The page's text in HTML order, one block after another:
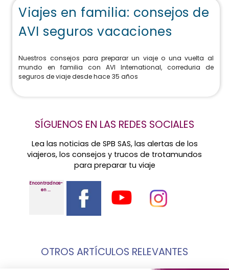
Viajes en familia: consejos de
AVI seguros vacaciones
Nuestros consejos para preparar un viaje o una vuelta al
mundo en familia con AVI International, correduria de
seguros de viaje desde hace 35 años
SÍGUENOS EN LAS REDES SOCIALES
Lea las noticias de SPB SAS, las alertas de los
viajeros, los consejos y trucos de trotamundos
para preparar tu viaje
Encontradnos-
en ...
OTROS ARTÍCULOS RELEVANTES